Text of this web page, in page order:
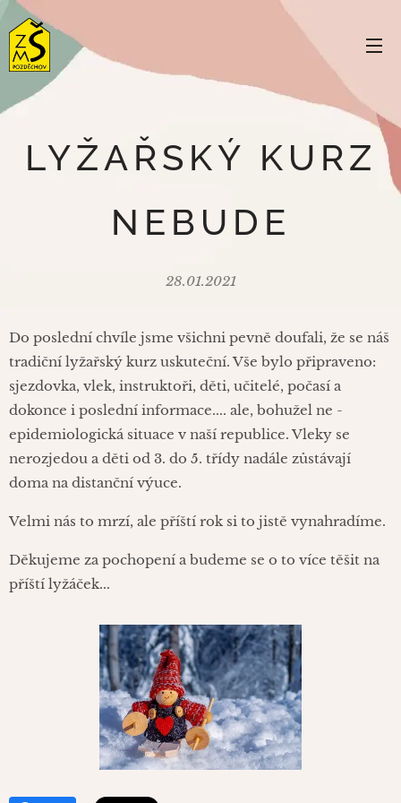
LYŽAŘSKÝ KURZ
NEBUDE
28.01.2021
Do poslední chvíle jsme všichni pevně doufali, že se náš
tradiční lyžařský kurz uskuteční. Vše bylo připraveno:
sjezdovka, vlek, instruktoři, děti, učitelé, počasí a
dokonce i poslední informace.... ale, bohužel ne -
epidemiologická situace v naší republice. Vleky se
nerozjedou a děti od 3. do 5. třídy nadále zůstávají
doma na distanční výuce.
Velmi nás to mrzí, ale příští rok si to jistě vynahradíme.
Děkujeme za pochopení a budeme se o to více těšit na
příští lyžáček...